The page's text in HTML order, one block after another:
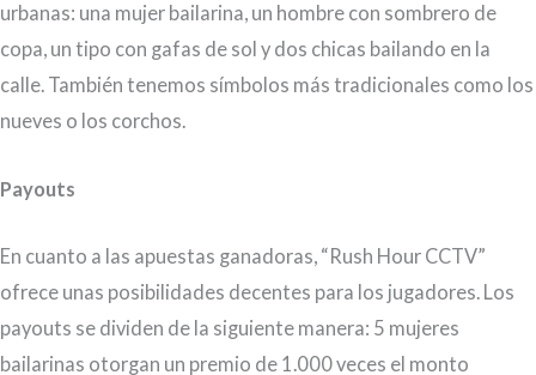
urbanas: una mujer bailarina, un hombre con sombrero de
copa, un tipo con gafas de sol y dos chicas bailando en la
calle. También tenemos símbolos más tradicionales como los
nueves o los corchos.
Payouts
En cuanto a las apuestas ganadoras, “Rush Hour CCTV”
ofrece unas posibilidades decentes para los jugadores. Los
payouts se dividen de la siguiente manera: 5 mujeres
bailarinas otorgan un premio de 1.000 veces el monto